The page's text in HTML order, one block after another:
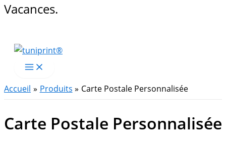
Vacances.
Aller
Accueil
Produits Carte Postale Personnalisée
Carte Postale Personnalisée